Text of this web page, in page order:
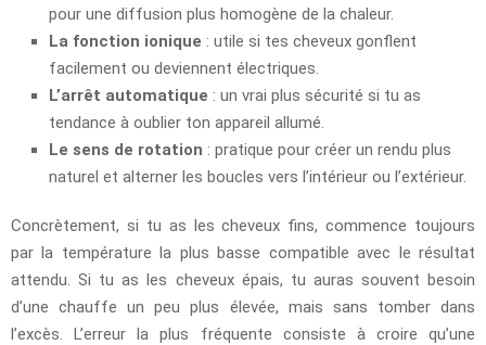
pour une diffusion plus homogène de la chaleur.
La fonction ionique : utile si tes cheveux gonflent
facilement ou deviennent électriques.
L’arrêt automatique : un vrai plus sécurité si tu as
tendance à oublier ton appareil allumé.
Le sens de rotation : pratique pour créer un rendu plus
naturel et alterner les boucles vers l’intérieur ou l’extérieur.
Concrètement, si tu as les cheveux fins, commence toujours
par la température la plus basse compatible avec le résultat
attendu. Si tu as les cheveux épais, tu auras souvent besoin
d’une chauffe un peu plus élevée, mais sans tomber dans
l’excès. L’erreur la plus fréquente consiste à croire qu’une